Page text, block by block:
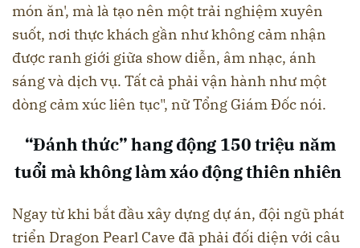
món ăn', mà là tạo nên một trải nghiệm xuyên
suốt, nơi thực khách gần như không cảm nhận
được ranh giới giữa show diễn, âm nhạc, ánh
sáng và dịch vụ. Tất cả phải vận hành như một
dòng cảm xúc liên tục", nữ Tổng Giám Đốc nói.
“Đánh thức” hang động 150 triệu năm
tuổi mà không làm xáo động thiên nhiên
Ngay từ khi bắt đầu xây dựng dự án, đội ngũ phát
triển Dragon Pearl Cave đã phải đối diện với câu